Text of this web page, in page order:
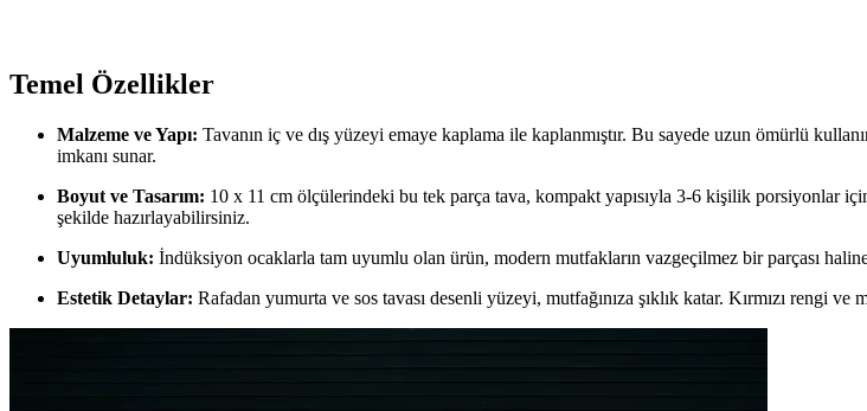
Temel Özellikler
Malzeme ve Yapı: Tavanın iç ve dış yüzeyi emaye kaplama ile kaplanmıştır. Bu sayede uzun ömürlü
imkanı sunar.
Boyut ve Tasarım: 10 x 11 cm ölçülerindeki bu tek parça tava, kompakt yapısıyla 3-6 kişilik porsiyonlar
şekilde hazırlayabilirsiniz.
Uyumluluk: İndüksiyon ocaklarla tam uyumlu olan ürün, modern mutfakların vazgeçilmez bir parçası
Estetik Detaylar: Rafadan yumurta ve sos tavası desenli yüzeyi, mutfağınıza şıklık katar. Kırmızı rengi